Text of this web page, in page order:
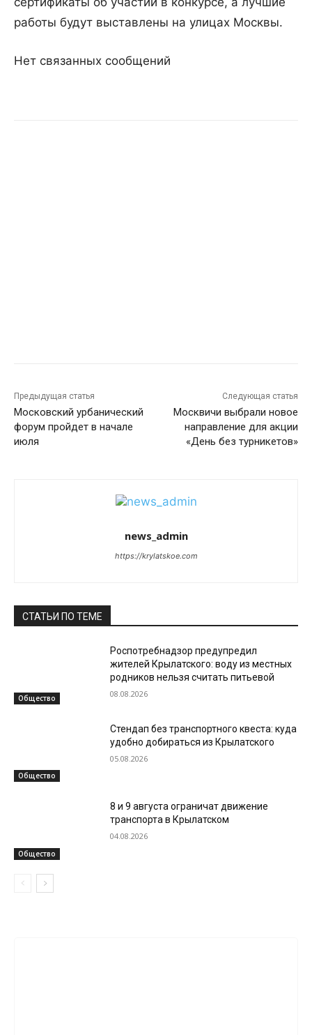
работы будут выставлены на улицах Москвы.
Нет связанных сообщений
Предыдущая статья
Московский урбанический
форум пройдет в начале
июля
Следующая статья
Москвичи выбрали новое
направление для акции
«День без турникетов»
news_admin
https://krylatskoe.com
СТАТЬИ ПО ТЕМЕ
Общество
Роспотребнадзор предупредил
жителей Крылатского: воду из местных
родников нельзя считать питьевой
08.08.2026
Общество
Стендап без транспортного квеста: куда
удобно добираться из Крылатского
05.08.2026
Общество
8 и 9 августа ограничат движение
транспорта в Крылатском
04.08.2026